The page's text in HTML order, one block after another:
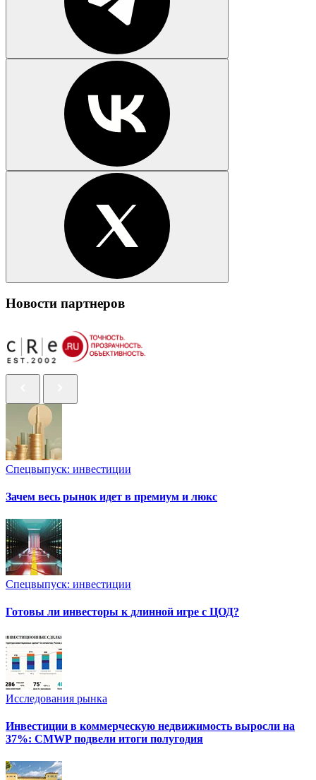
Новости партнеров
Спецвыпуск: инвестиции
Зачем весь рынок идет в премиум и люкс
Спецвыпуск: инвестиции
Готовы ли инвесторы к длинной игре с ЦОД?
Исследования рынка
Инвестиции в коммерческую недвижимость выросли на
37%: CMWP подвели итоги полугодия